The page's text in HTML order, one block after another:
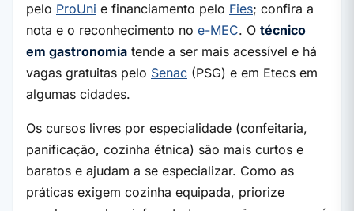
pelo ProUni e financiamento pelo Fies; confira a
nota e o reconhecimento no e-MEC. O técnico
em gastronomia tende a ser mais acessível e há
vagas gratuitas pelo Senac (PSG) e em Etecs em
algumas cidades.
Os cursos livres por especialidade (confeitaria,
panificação, cozinha étnica) são mais curtos e
baratos e ajudam a se especializar. Como as
práticas exigem cozinha equipada, priorize